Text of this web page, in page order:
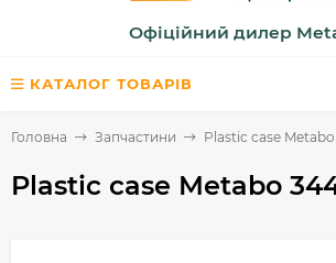
Офіційний дилер
КАТАЛОГ ТОВАРІВ
Головна Запчастини Plastic case
Plastic case Metabo